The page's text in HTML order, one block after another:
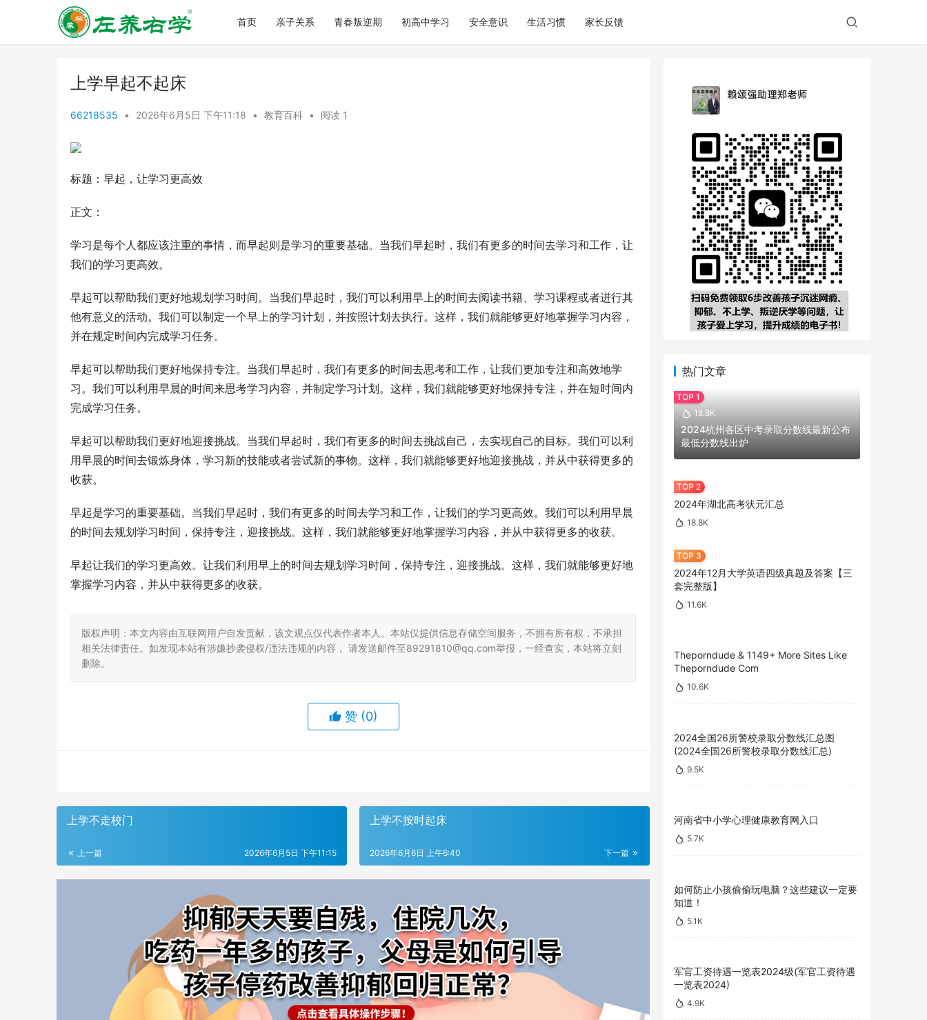
首页 亲子关系 青春叛逆期 初高中学习 安全意识 生活习惯 家长反馈
上学早起不起床
66218535 • 2026年6月5日 下午11:18 • 教育百科 • 阅读 1
标题：早起，让学习更高效
正文：
学习是每个人都应该注重的事情，而早起则是学习的重要基础。当我们早起时，我们有更多的时间去学习和工作，让
我们的学习更高效。
早起可以帮助我们更好地规划学习时间。当我们早起时，我们可以利用早上的时间去阅读书籍、学习课程或者进行其
他有意义的活动。我们可以制定一个早上的学习计划，并按照计划去执行。这样，我们就能够更好地掌握学习内容，
并在规定时间内完成学习任务。
早起可以帮助我们更好地保持专注。当我们早起时，我们有更多的时间去思考和工作，让我们更加专注和高效地学
习。我们可以利用早晨的时间来思考学习内容，并制定学习计划。这样，我们就能够更好地保持专注，并在短时间内
完成学习任务。
早起可以帮助我们更好地迎接挑战。当我们早起时，我们有更多的时间去挑战自己，去实现自己的目标。我们可以利
用早晨的时间去锻炼身体，学习新的技能或者尝试新的事物。这样，我们就能够更好地迎接挑战，并从中获得更多的
收获。
早起是学习的重要基础。当我们早起时，我们有更多的时间去学习和工作，让我们的学习更高效。我们可以利用早晨
的时间去规划学习时间，保持专注，迎接挑战。这样，我们就能够更好地掌握学习内容，并从中获得更多的收获。
早起让我们的学习更高效。让我们利用早上的时间去规划学习时间，保持专注，迎接挑战。这样，我们就能够更好地
掌握学习内容，并从中获得更多的收获。
版权声明：本文内容由互联网用户自发贡献，该文观点仅代表作者本人。本站仅提供信息存储空间服务，不拥有所有权，不承担
相关法律责任。如发现本站有涉嫌抄袭侵权/违法违规的内容， 请发送邮件至89291810@qq.com举报，一经查实，本站将立刻
删除。
赞 (0)
上学不走校门
上一篇 2026年6月5日 下午11:15
上学不按时起床
下一篇
2026年6月6日 上午6:40
热门文章
18.8K
2024杭州各区中考录取分数线最新公布
最低分数线出炉
2024年湖北高考状元汇总
18.8K
2024年12月大学英语四级真题及答案【三
套完整版】
11.6K
Theporndude & 1149+ More Sites Like
Theporndude Com
10.6K
2024全国26所警校录取分数线汇总图
(2024全国26所警校录取分数线汇总)
9.5K
河南省中小学心理健康教育网入口
5.7K
如何防止小孩偷偷玩电脑？这些建议一定要
知道！
5.1K
军官工资待遇一览表2024级(军官工资待遇
一览表2024)
4.9K